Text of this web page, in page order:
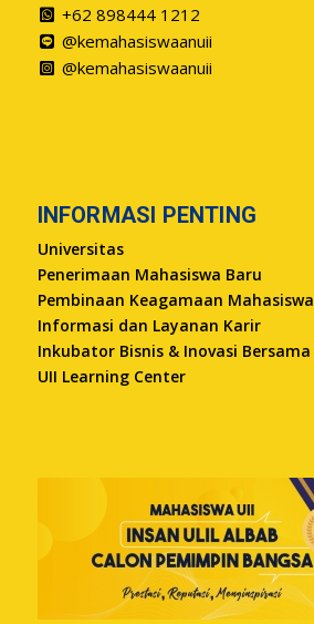
+62 898444 1212
@kemahasiswaanuii
@kemahasiswaanuii
INFORMASI PENTING
Universitas
Penerimaan Mahasiswa Baru
Pembinaan Keagamaan Mahasiswa
Informasi dan Layanan Karir
Inkubator Bisnis & Inovasi Bersama
UII Learning Center